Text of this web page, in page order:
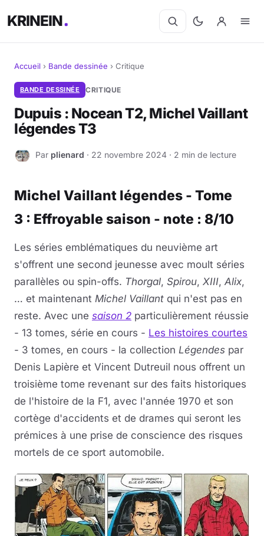
KRINEIN
Cinéma
Séries
Livres
Jeux de société
Musique
Sortir
Sciences & Tech
Forum
Accueil › Bande dessinée › Critique
BANDE DESSINÉE CRITIQUE
Dupuis : Nocean T2, Michel Vaillant
légendes T3
P Par plienard · 22 novembre 2024 · 2 min de lecture
Michel Vaillant légendes - Tome
3 : Effroyable saison - note : 8/10
Les séries emblématiques du neuvième art
s'offrent une second jeunesse avec moult séries
parallèles ou spin-offs. Thorgal, Spirou, XIII, Alix,
… et maintenant Michel Vaillant qui n'est pas en
reste. Avec une saison 2 particulièrement réussie
- 13 tomes, série en cours - Les histoires courtes
- 3 tomes, en cours - la collection Légendes par
Denis Lapière et Vincent Dutreuil nous offrent un
troisième tome revenant sur des faits historiques
de l'histoire de la F1, avec l'année 1970 et son
cortège d'accidents et de drames qui seront les
prémices à une prise de conscience des risques
mortels de ce sport automobile.